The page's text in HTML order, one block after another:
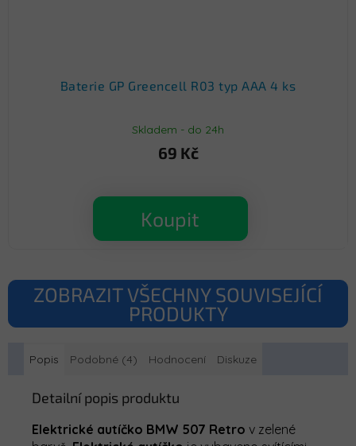
Baterie GP Greencell R03 typ AAA 4 ks
Skladem - do 24h
69 Kč
Koupit
ZOBRAZIT VŠECHNY SOUVISEJÍCÍ
PRODUKTY
Popis Podobné (4) Hodnocení Diskuze
Detailní popis produktu
Elektrické autíčko BMW 507 Retro v zelené